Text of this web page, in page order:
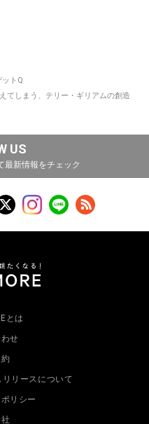
トQ
てしまう、テリー・ギリアムの創造
US
最新情報をチェック
とは
せ
リースについて
リシー